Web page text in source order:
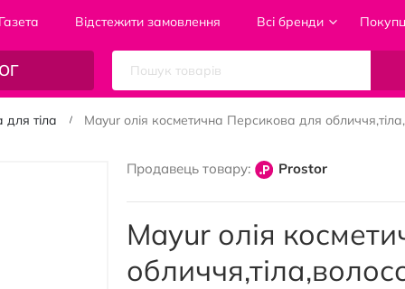
Газета Відстежити замовлення Всі бренди
тіла Mayur олія косметична Персикова для
Продавець товару: Prostor
Mayur олія